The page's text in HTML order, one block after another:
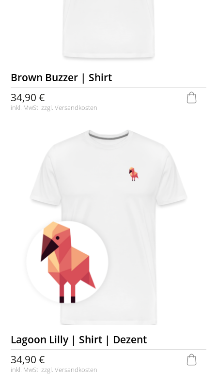
Brown Buzzer | Shirt
34,90 €
inkl. MwSt. zzgl.Versandkosten
Lagoon Lilly | Shirt | Dezent
34,90 €
inkl. MwSt. zzgl.Versandkosten